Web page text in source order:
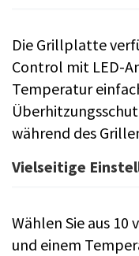
Die Grillplatte
Control mit LED-
Temperatur
während des
Vielseitige
Wählen Sie aus
und einem